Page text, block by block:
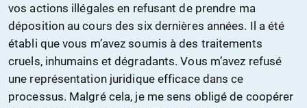
vos actions illégales en refusant de prendre ma
déposition au cours des six dernières années. Il a été
établi que vous m’avez soumis à des traitements
cruels, inhumains et dégradants. Vous m’avez refusé
une représentation juridique efficace dans ce
processus. Malgré cela, je me sens obligé de coopérer